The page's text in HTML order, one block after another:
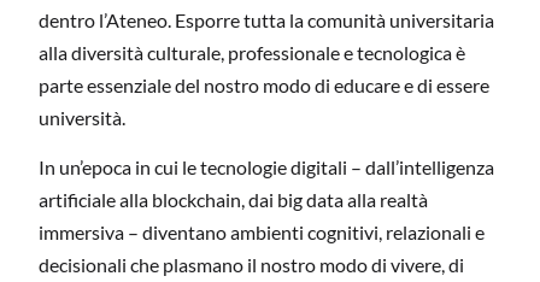
dentro l’Ateneo. Esporre tutta la comunità universitaria
alla diversità culturale, professionale e tecnologica è
parte essenziale del nostro modo di educare e di essere
università.
In un’epoca in cui letecnologie digitali – dall’intelligenza
artificiale alla blockchain, dai big data alla realtà
immersiva – diventano ambienti cognitivi, relazionali e
decisionali che plasmano il nostro modo di vivere, di